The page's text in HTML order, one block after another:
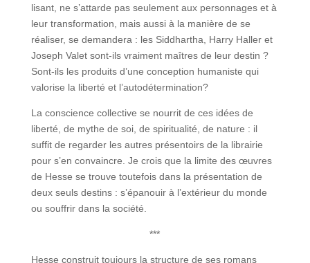
lisant, ne s’attarde pas seulement aux personnages et à
leur transformation, mais aussi à la manière de se
réaliser, se demandera : les Siddhartha, Harry Haller et
Joseph Valet sont-ils vraiment maîtres de leur destin ?
Sont-ils les produits d’une conception humaniste qui
valorise la liberté et l’autodétermination?
La conscience collective se nourrit de ces idées de
liberté, de mythe de soi, de spiritualité, de nature : il
suffit de regarder les autres présentoirs de la librairie
pour s’en convaincre. Je crois que la limite des œuvres
de Hesse se trouve toutefois dans la présentation de
deux seuls destins : s’épanouir à l’extérieur du monde
ou souffrir dans la société.
***
Hesse construit toujours la structure de ses romans